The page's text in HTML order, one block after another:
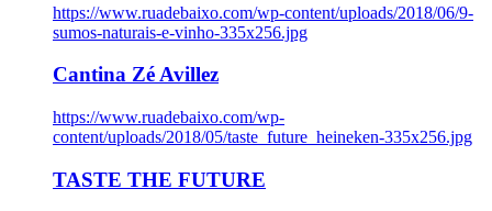
https://www.ruadebaixo.com/wp-content/uploads/2018/06/9-
sumos-naturais-e-vinho-335x256.jpg
Cantina Zé Avillez
https://www.ruadebaixo.com/wp-
content/uploads/2018/05/taste_future_heineken-335x256.jpg
TASTE THE FUTURE